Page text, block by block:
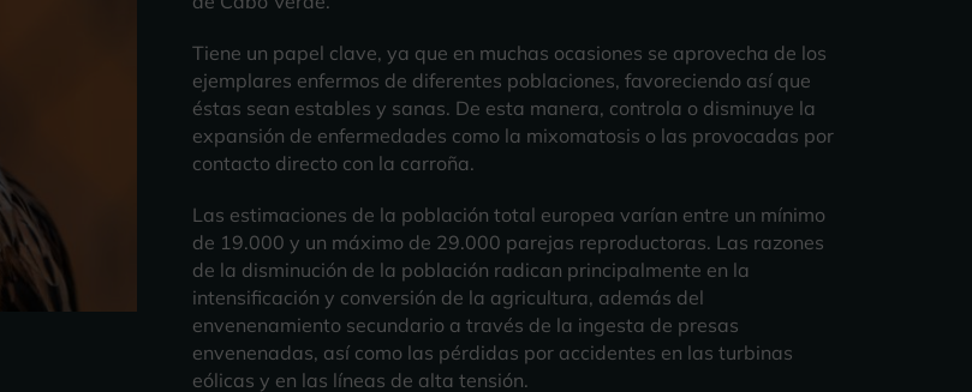
Tiene un papel clave, ya que en muchas ocasiones se aprovecha de los
ejemplares enfermos de diferentes poblaciones, favoreciendo así que
éstas sean estables y sanas. De esta manera, controla o disminuye la
expansión de enfermedades como la mixomatosis o las provocadas por
contacto directo con la carroña.
Las estimaciones de la población total europea varían entre un mínimo
de 19.000 y un máximo de 29.000 parejas reproductoras. Las razones
de la disminución de la población radican principalmente en la
intensificación y conversión de la agricultura, además del
envenenamiento secundario a través de la ingesta de presas
envenenadas, así como las pérdidas por accidentes en las turbinas
eólicas y en las líneas de alta tensión.